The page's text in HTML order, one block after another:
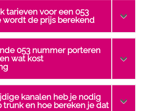
tarieven voor een 053
wordt de prijs berekend
053 nummer porteren
wat kost
kanalen heb je nodig
trunk en hoe bereken je dat